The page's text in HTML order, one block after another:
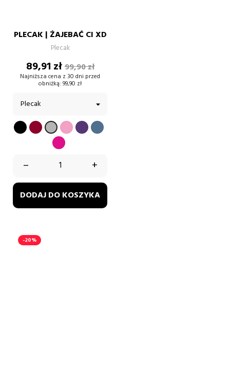
PLECAK | ŻAJEBAĆ CI XD
Plecak
Cena
89,91 złCena
podstawowa
99,90 zł
Najniższa cena z 30 dni przed
obniżką: 99,90 zł
CZARNYBORDOWY
SZARYPUDROWYFIOLETOWY
BŁĘKITNY
FUKSJA
– +
DODAJ DO KOSZYKA
-20%